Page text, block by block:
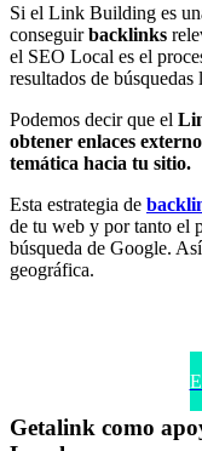
Si el Link Building es
conseguirbacklinks
el SEO Local es el
resultados de búsquedas
Podemos decir que el
obtener enlaces
temática hacia tu sitio.
Esta estrategia de
de tu web y por tanto el
búsqueda de Google.
geográfica.
Getalink como